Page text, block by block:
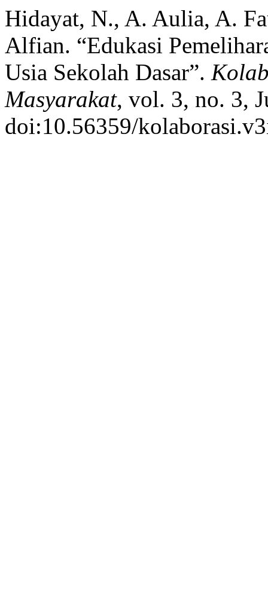
Hidayat, N., A. Aulia, A.
Alfian. “Edukasi
Usia Sekolah Dasar”.
Masyarakat, vol. 3, no. 3,
doi:10.56359/